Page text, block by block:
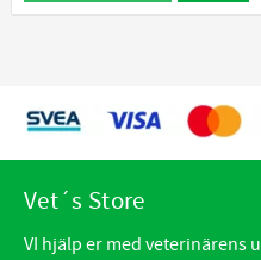
Vet´s Store
VI hjälp er med veterinärens